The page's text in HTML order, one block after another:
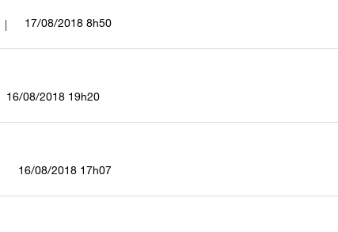
‎17/08/2018 8h50
‎16/08/2018 19h20
‎16/08/2018 17h07